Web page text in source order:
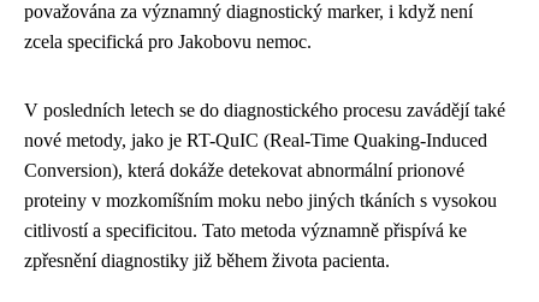
považována za významný diagnostický marker, i když není
zcela specifická pro Jakobovu nemoc.
V posledních letech se do diagnostického procesu zavádějí také
nové metody, jako je RT-QuIC (Real-Time Quaking-Induced
Conversion), která dokáže detekovat abnormální prionové
proteiny v mozkomíšním moku nebo jiných tkáních s vysokou
citlivostí a specificitou. Tato metoda významně přispívá ke
zpřesnění diagnostiky již během života pacienta.